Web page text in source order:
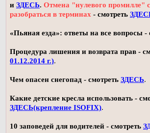
и ЗДЕСЬ. Отмена "нулевого промилле"
разобраться в терминах - смотреть
«Пьяная езда»: ответы на все вопросы -
Процедура лишения и возврата прав -
01.12.2014 г.).
Чем опасен снегопад - смотреть ЗДЕСЬ.
Какие детские кресла использовать -
ЗДЕСЬ(крепление ISOFIX).
10 заповедей для водителей - смотреть